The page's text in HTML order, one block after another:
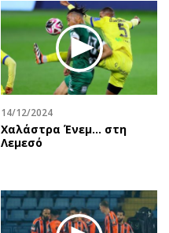
14/12/2024
Χαλάστρα Ένεμ… στη
Λεμεσό